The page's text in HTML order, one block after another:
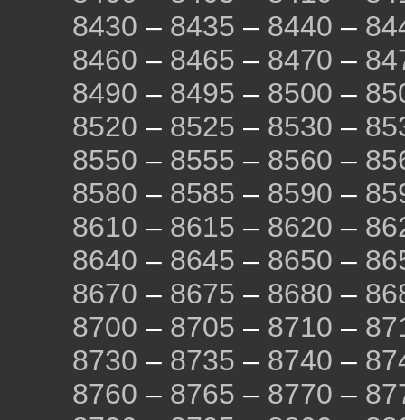
8430 – 8435 – 8440 –
8460 – 8465 – 8470 –
8490 – 8495 – 8500 –
8520 – 8525 – 8530 –
8550 – 8555 – 8560 –
8580 – 8585 – 8590 –
8610 – 8615 – 8620 –
8640 – 8645 – 8650 –
8670 – 8675 – 8680 –
8700 – 8705 – 8710 –
8730 – 8735 – 8740 –
8760 – 8765 – 8770 –